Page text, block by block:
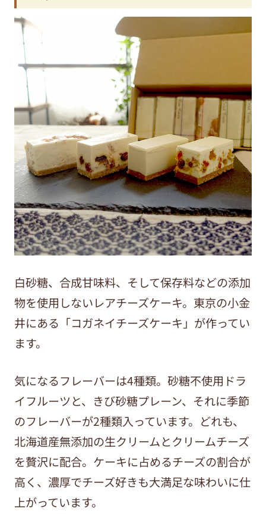
白砂糖、合成甘味料、そして保存料などの添加
物を使用しないレアチーズケーキ。東京の小金
井にある「コガネイチーズケーキ」が作ってい
ます。
気になるフレーバーは4種類。砂糖不使用ドラ
イフルーツと、きび砂糖プレーン、それに季節
のフレーバーが2種類入っています。どれも、
北海道産無添加の生クリームとクリームチーズ
を贅沢に配合。ケーキに占めるチーズの割合が
高く、濃厚でチーズ好きも大満足な味わいに仕
上がっています。